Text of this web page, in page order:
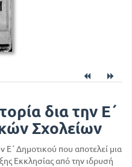
δια την Ε΄
Σχολείων
Δημοτικού που αποτελεί μια
Εκκλησίας από την ιδρυσή